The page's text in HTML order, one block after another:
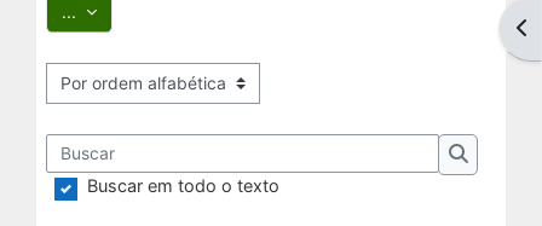
... Exportar itens
Navegar usando este índice
Buscar
Buscar
Buscar em todo o texto